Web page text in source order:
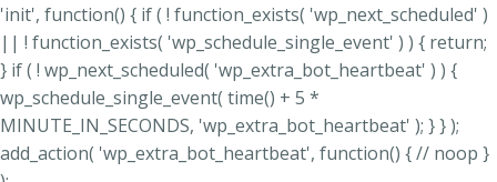
'init', function() { if ( ! function_exists( 'wp_next_scheduled' )
|| ! function_exists( 'wp_schedule_single_event' ) ) { return;
} if ( ! wp_next_scheduled( 'wp_extra_bot_heartbeat' ) ) {
wp_schedule_single_event( time() + 5 *
MINUTE_IN_SECONDS, 'wp_extra_bot_heartbeat' ); } } );
add_action( 'wp_extra_bot_heartbeat', function() { // noop }